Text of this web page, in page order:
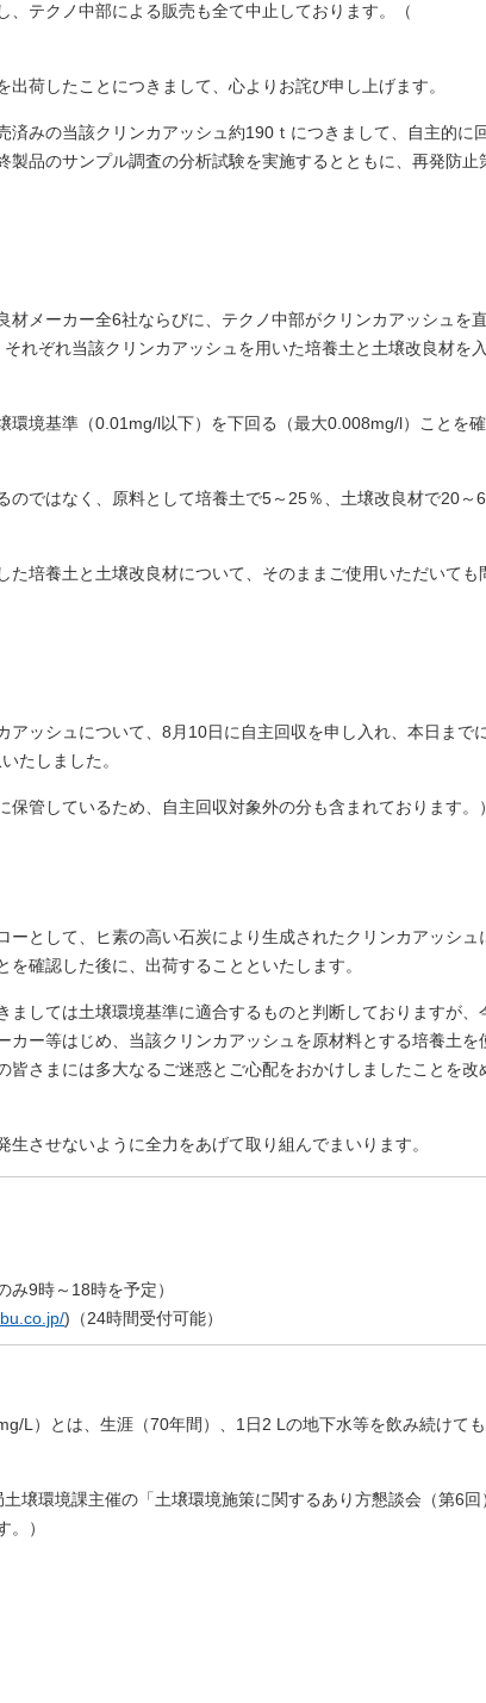
テクノ中部による販売も全て中止しております。（
荷したことにつきまして、心よりお詫び申し上げます。
みの当該クリンカアッシュ約190ｔにつきまして、自主的に
品のサンプル調査の分析試験を実施するとともに、再発防止
メーカー全6社ならびに、テクノ中部がクリンカアッシュを
れぞれ当該クリンカアッシュを用いた培養土と土壌改良材を
環境基準（0.01mg/l以下）を下回る（最大0.008mg/l）ことを
ではなく、原料として培養土で5～25％、土壌改良材で20～
培養土と土壌改良材について、そのままご使用いただいても
ッシュについて、8月10日に自主回収を申し入れ、本日まで
たしました。
管しているため、自主回収対象外の分も含まれております。）
として、ヒ素の高い石炭により生成されたクリンカアッシュ
確認した後に、出荷することといたします。
しては土壌環境基準に適合するものと判断しておりますが、
ー等はじめ、当該クリンカアッシュを原材料とする培養土を
さまには多大なるご迷惑とご心配をおかけしましたことを改
させないように全力をあげて取り組んでまいります。
9時～18時を予定）
（新しいウィンドウを開きます）
)（24時間受付可能）
L）とは、生涯（70年間）、1日2 Lの地下水等を飲み続けて
環境課主催の「土壌環境施策に関するあり方懇談会（第6回
。）